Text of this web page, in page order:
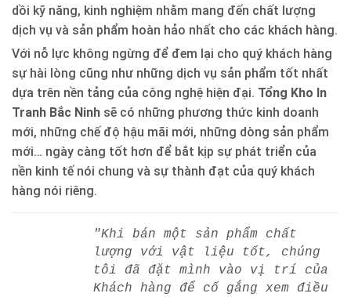
dồi kỹ năng, kinh nghiệm nhằm mang đến chất lượng
dịch vụ và sản phẩm hoàn hảo nhất cho các khách hàng.
Với nỗ lực không ngừng để đem lại cho quý khách hàng
sự hài lòng cũng như những dịch vụ sản phẩm tốt nhất
dựa trên nền tảng của công nghệ hiện đại. Tổng Kho In
Tranh Bắc Ninh sẽ có những phương thức kinh doanh
mới, những chế độ hậu mãi mới, những dòng sản phẩm
mới… ngày càng tốt hơn để bắt kịp sự phát triển của
nền kinh tế nói chung và sự thành đạt của quý khách
hàng nói riêng.
"Khi bán một sản phẩm chất
lượng với vật liệu tốt, chúng
tôi đã đặt mình vào vị trí của
Khách hàng để cố gắng xem điều